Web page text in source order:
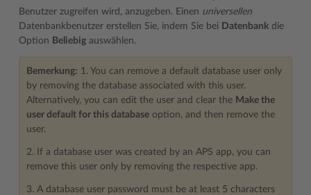
Benutzer zugreifen wird, anzugeben. Einen universellen
Datenbankbenutzer erstellen Sie, indem Sie bei Datenbank die
Option Beliebig auswählen.
Bemerkung: 1. You can remove a default database user only
by removing the database associated with this user.
Alternatively, you can edit the user and clear the Make the
user default for this database option, and then remove the
user.
2. If a database user was created by an APS app, you can
remove this user only by removing the respective app.
3. A database user password must be at least 5 characters